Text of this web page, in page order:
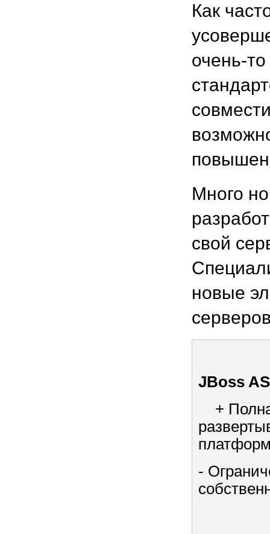
Как
очень-
Много
свой
новые
JBoss
+
-